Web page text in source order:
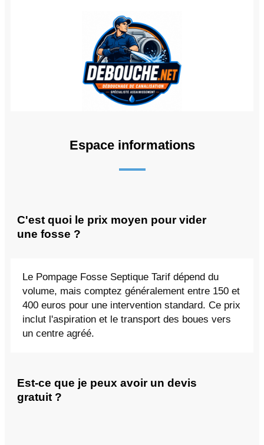
Espace informations
C'est quoi le prix moyen pour vider
une fosse ?
Le Pompage Fosse Septique Tarif dépend du
volume, mais comptez généralement entre 150 et
400 euros pour une intervention standard. Ce prix
inclut l'aspiration et le transport des boues vers
un centre agréé.
Est-ce que je peux avoir un devis
gratuit ?